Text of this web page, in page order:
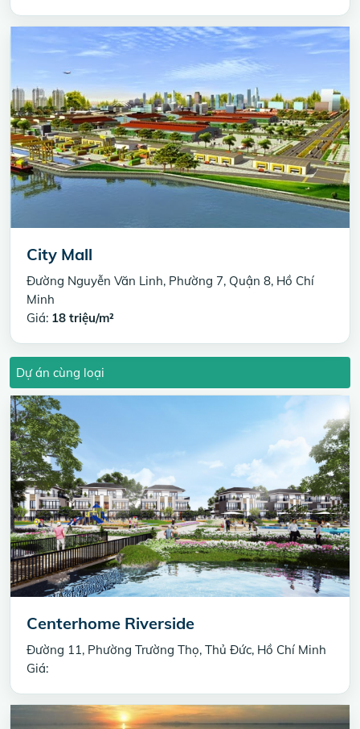
City Mall
Đường Nguyễn Văn Linh, Phường 7, Quận 8, Hồ Chí
Minh
Giá: 18 triệu/m²
Dự án cùng loại
Centerhome Riverside
Đường 11, Phường Trường Thọ, Thủ Đức, Hồ Chí Minh
Giá: